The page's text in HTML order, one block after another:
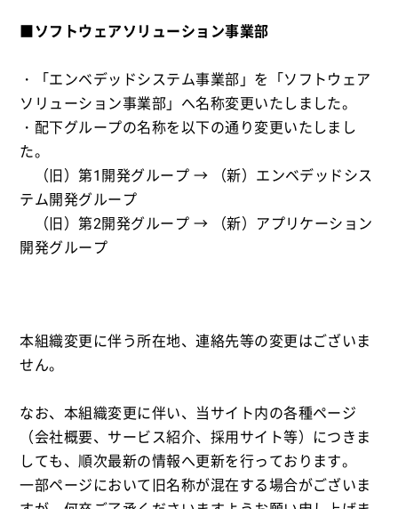
■ソフトウェアソリューション事業部
・「エンベデッドシステム事業部」を「ソフトウェア
ソリューション事業部」へ名称変更いたしました。
・配下グループの名称を以下の通り変更いたしまし
た。
（旧）第1開発グループ → （新）エンベデッドシス
テム開発グループ
（旧）第2開発グループ → （新）アプリケーション
開発グループ
本組織変更に伴う所在地、連絡先等の変更はございま
せん。
なお、本組織変更に伴い、当サイト内の各種ページ
（会社概要、サービス紹介、採用サイト等）につきま
しても、順次最新の情報へ更新を行っております。
一部ページにおいて旧名称が混在する場合がございま